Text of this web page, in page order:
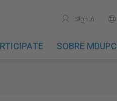
user Sign in world
SOBRE MDUPC